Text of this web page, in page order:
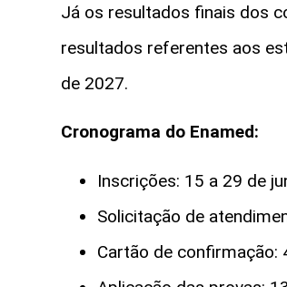
Já os resultados finais dos
resultados referentes aos
de 2027.
Cronograma do Enamed:
Inscrições: 15 a 29 de
Solicitação de
Cartão de confirmação: